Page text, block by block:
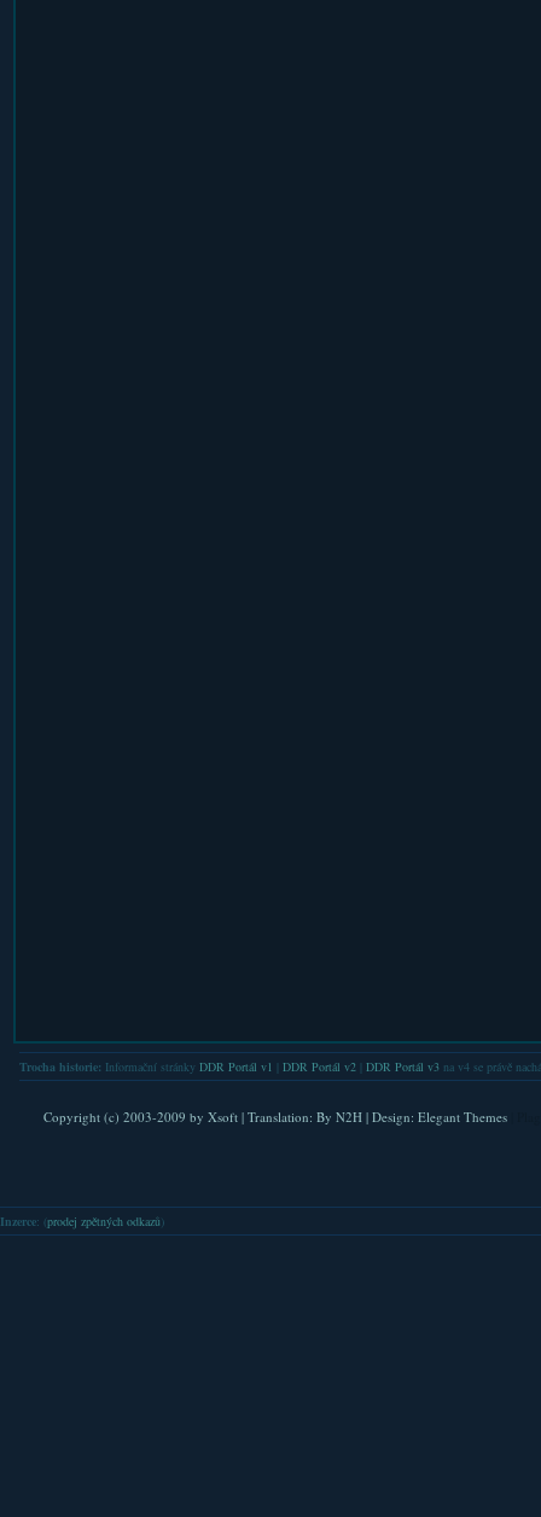
Trocha historie: Informační stránky DDR Portál v1 DDR Portál v2| DDR Portál v3na v4 se právě
Copyright (c) 2003-2009 by Xsoft| Translation: By N2H| Design: Elegant Themes
Inzerce: (prodej zpětných odkazů )